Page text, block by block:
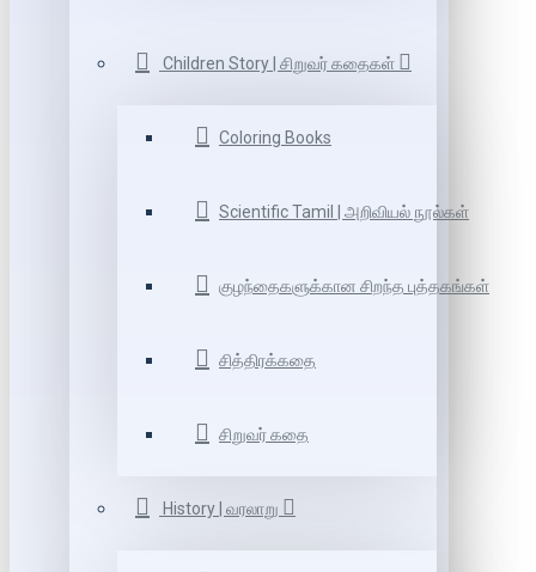
Children Story | சிறுவர் கதைகள்
Coloring Books
Scientific Tamil | அறிவியல் நூல்கள்
குழந்தைகளுக்கான சிறந்த புத்தகங்கள்
சித்திரக்கதை
சிறுவர் கதை
History | வரலாறு